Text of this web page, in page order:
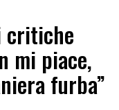
critiche
mi piace,
furba”